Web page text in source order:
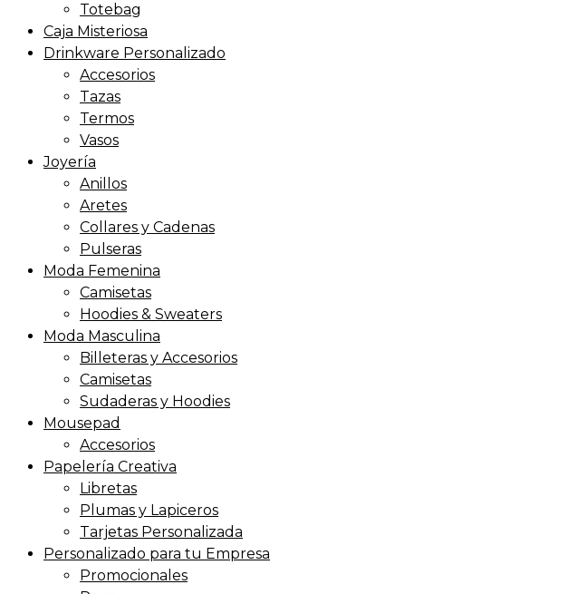
Totebag
Caja Misteriosa
Drinkware Personalizado
Accesorios
Tazas
Termos
Vasos
Joyería
Anillos
Aretes
Collares y Cadenas
Pulseras
Moda Femenina
Camisetas
Hoodies & Sweaters
Moda Masculina
Billeteras y Accesorios
Camisetas
Sudaderas y Hoodies
Mousepad
Accesorios
Papelería Creativa
Libretas
Plumas y Lapiceros
Tarjetas Personalizada
Personalizado para tu Empresa
Promocionales